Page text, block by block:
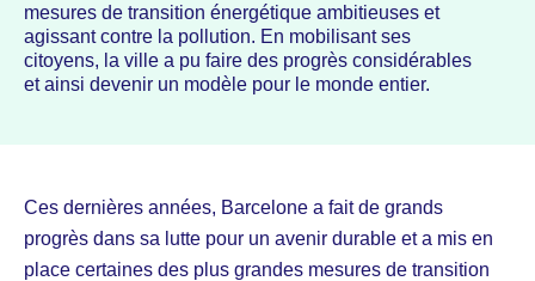
mesures de transition énergétique ambitieuses et
agissant contre la pollution. En mobilisant ses
citoyens, la ville a pu faire des progrès considérables
et ainsi devenir un modèle pour le monde entier.
Ces dernières années, Barcelone a fait de grands
progrès dans sa lutte pour un avenir durable et a mis en
place certaines des plus grandes mesures de transition